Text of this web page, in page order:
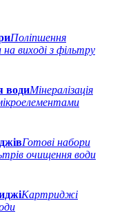
Поліпшення
виході з фільтру
водиМінералізація
Готові набори
очищення води
Картриджі